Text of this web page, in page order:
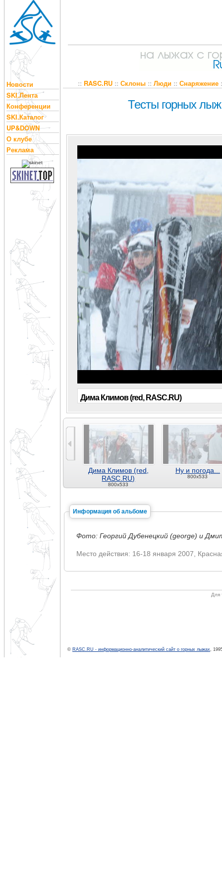
Новости
SKI.Лента
Конференции
SKI.Каталог
UP&DOWN
О клубе
Реклама
:: RASC.RU ::Склоны ::Люди ::Снаряжение
Тесты горных
Дима Климов (red, RASC.RU)
Дима Климов (red,
RASC.RU)
800x533
Ну и погода...
800x533
Информация об альбоме
Фото: Георгий Дубенецкий (george) и
Место действия: 16-18 января 2007,
Для
© RASC.RU - информационно-аналитический сайт о горных лыжах,